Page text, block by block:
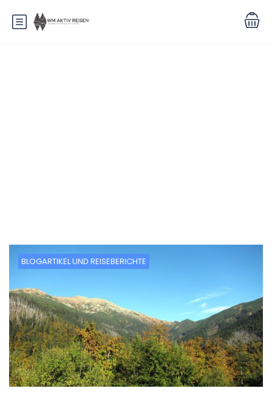
BLOGARTIKEL UND REISEBERICHTE